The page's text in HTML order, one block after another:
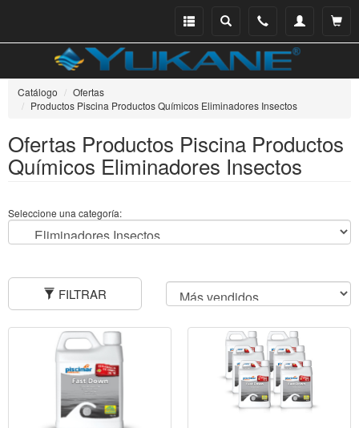
Ver
Mi
Teléfono
Buscar
Menu
Catálogo
Ofertas
Productos Piscina Productos Químicos Eliminadores Insectos
Ofertas Productos Piscina Productos
Químicos Eliminadores Insectos
Seleccione una categoría:
FILTRAR